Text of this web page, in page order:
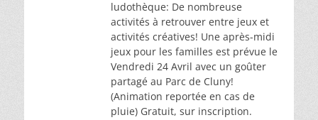
ludothèque: De nombreuse
activités à retrouver entre jeux et
activités créatives! Une après-midi
jeux pour les familles est prévue le
Vendredi 24 Avril avec un goûter
partagé au Parc de Cluny!
(Animation reportée en cas de
pluie) Gratuit, sur inscription.